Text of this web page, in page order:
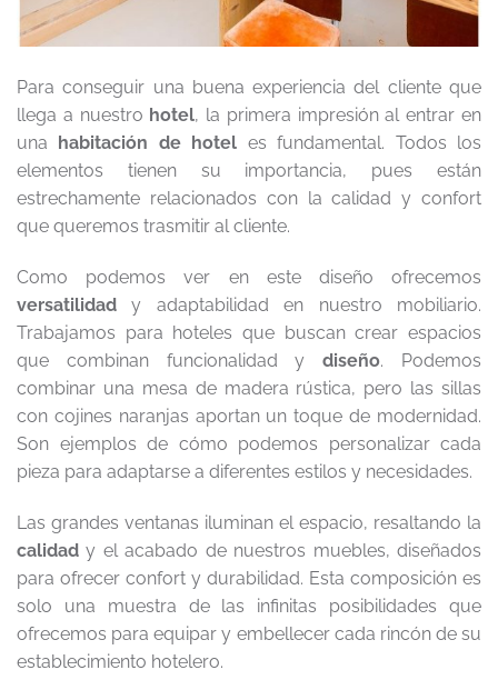
Para conseguir una buena experiencia del cliente que
llega a nuestro hotel, la primera impresión al entrar en
una habitación de hotel es fundamental. Todos los
elementos tienen su importancia, pues están
estrechamente relacionados con la calidad y confort
que queremos trasmitir al cliente.
Como podemos ver en este diseño ofrecemos
versatilidad y adaptabilidad en nuestro mobiliario.
Trabajamos para hoteles que buscan crear espacios
que combinan funcionalidad ydiseño. Podemos
combinar una mesa de madera rústica, pero las sillas
con cojines naranjas aportan un toque de modernidad.
Son ejemplos de cómo podemos personalizar cada
pieza para adaptarse a diferentes estilos y necesidades.
Las grandes ventanas iluminan el espacio, resaltando la
calidad y el acabado de nuestros muebles, diseñados
para ofrecer confort y durabilidad. Esta composición es
solo una muestra de las infinitas posibilidades que
ofrecemos para equipar y embellecer cada rincón de su
establecimiento hotelero.